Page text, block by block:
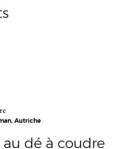
Autriche
dé à coudre